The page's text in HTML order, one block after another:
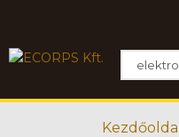
Kezdőoldal